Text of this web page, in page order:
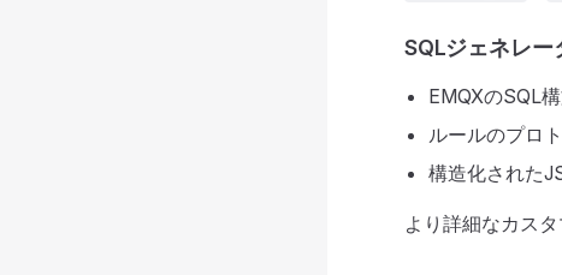
SQLジェネレー
EMQXのSQL
ルールのプロ
構造化された
より詳細なカス